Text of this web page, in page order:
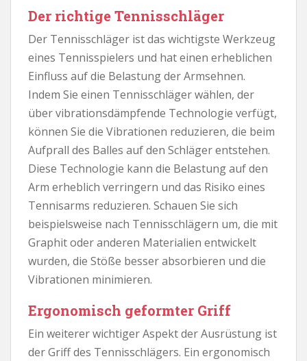
Der richtige Tennisschläger
Der Tennisschläger ist das wichtigste Werkzeug
eines Tennisspielers und hat einen erheblichen
Einfluss auf die Belastung der Armsehnen.
Indem Sie einen Tennisschläger wählen, der
über vibrationsdämpfende Technologie verfügt,
können Sie die Vibrationen reduzieren, die beim
Aufprall des Balles auf den Schläger entstehen.
Diese Technologie kann die Belastung auf den
Arm erheblich verringern und das Risiko eines
Tennisarms reduzieren. Schauen Sie sich
beispielsweise nach Tennisschlägern um, die mit
Graphit oder anderen Materialien entwickelt
wurden, die Stöße besser absorbieren und die
Vibrationen minimieren.
Ergonomisch geformter Griff
Ein weiterer wichtiger Aspekt der Ausrüstung ist
der Griff des Tennisschlägers. Ein ergonomisch